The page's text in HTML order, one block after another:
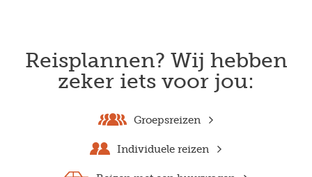
Reisplannen? Wij hebben
zeker iets voor jou:
Groepsreizen
Individuele reizen